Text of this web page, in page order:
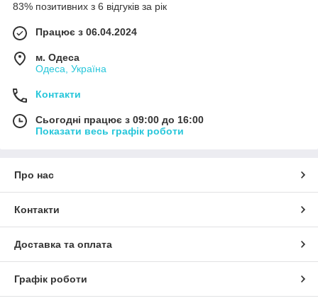
83% позитивних з 6 відгуків за рік
Працює з 06.04.2024
м. Одеса
Одеса, Україна
Контакти
Сьогодні працює з 09:00 до 16:00
Показати весь графік роботи
Про нас
Контакти
Доставка та оплата
Графік роботи